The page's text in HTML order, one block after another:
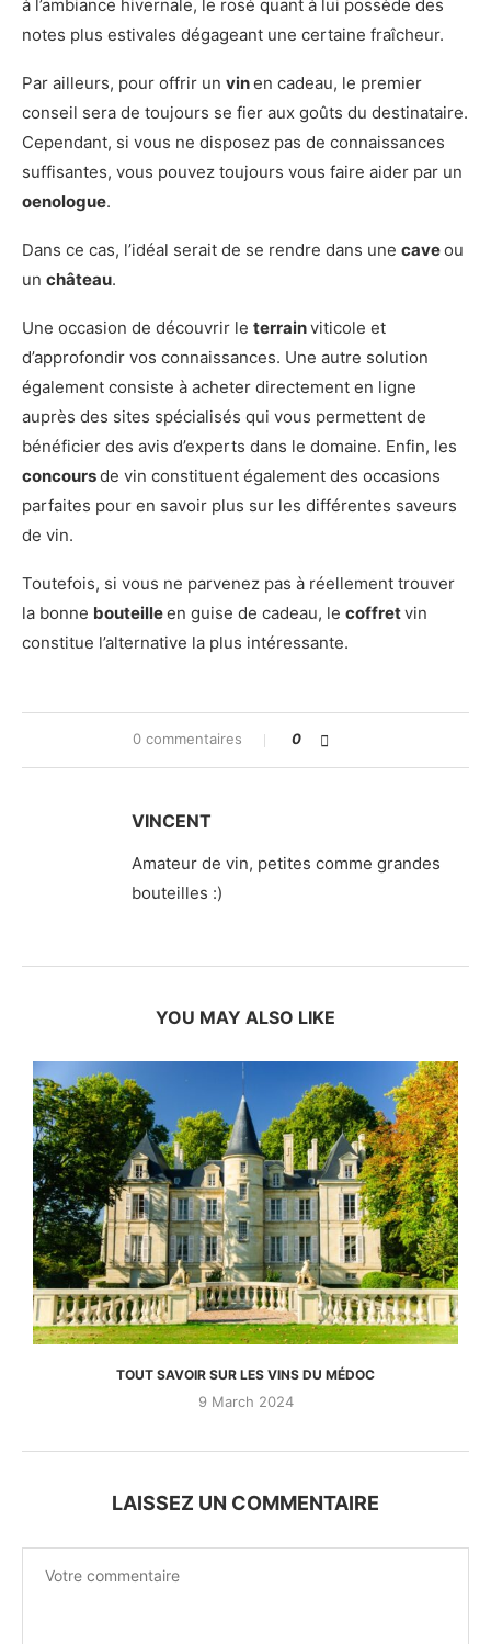
à l’ambiance hivernale, le rosé quant à lui possède des
notes plus estivales dégageant une certaine fraîcheur.
Par ailleurs, pour offrir un vinen cadeau, le premier
conseil sera de toujours se fier aux goûts du destinataire.
Cependant, si vous ne disposez pas de connaissances
suffisantes, vous pouvez toujours vous faire aider par un
oenologue.
Dans ce cas, l’idéal serait de se rendre dans une caveou
un château.
Une occasion de découvrir le terrainviticole et
d’approfondir vos connaissances. Une autre solution
également consiste à acheter directement en ligne
auprès des sites spécialisés qui vous permettent de
bénéficier des avis d’experts dans le domaine. Enfin, les
concoursde vin constituent également des occasions
parfaites pour en savoir plus sur les différentes saveurs
de vin.
Toutefois, si vous ne parvenez pas à réellement trouver
la bonne bouteilleen guise de cadeau, le coffretvin
constitue l’alternative la plus intéressante.
0 commentaires 0
VINCENT
Amateur de vin, petites comme grandes
bouteilles :)
YOU MAY ALSO LIKE
TOUT SAVOIR SUR LES VINS DU MÉDOC
9 March 2024
LAISSEZ UN COMMENTAIRE